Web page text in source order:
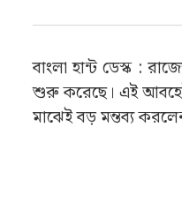
বাংলা হান্ট ডেস্ক :
শুরু করেছে। এই
মাঝেই বড় মন্তব্য